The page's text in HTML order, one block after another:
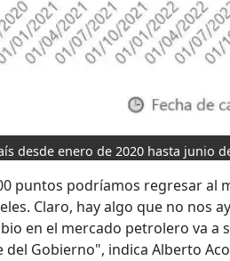
desde enero de 2020 hasta junio
puntos podríamos regresar al
Claro, hay algo que no nos
en el mercado petrolero va
Gobierno", indica Alberto